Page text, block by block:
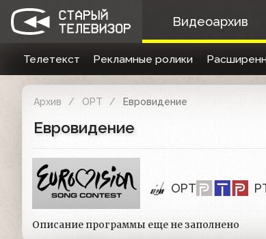
Видеоархив
Телетекст Рекламные ролики
Архив ОРТ Евровидение
Евровидение
ОРТ
Описание программы еще не заполнено